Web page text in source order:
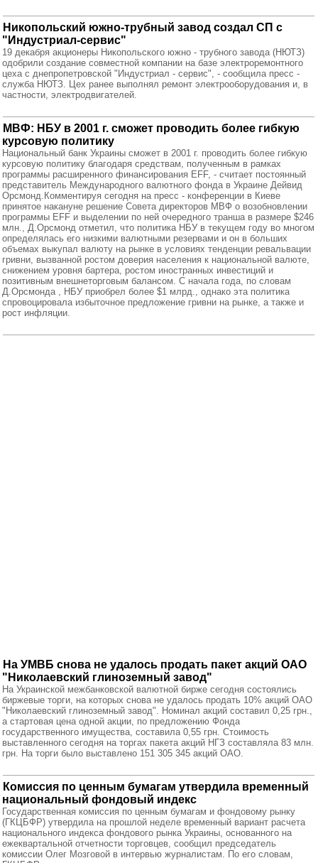
Никопольский южно-трубный завод создал СП с
"Индустриал-сервис"
19 декабря акционеры Никопольского южно - трубного завода (НЮТЗ)
одобрили создание совместной компании на базе электроремонтного
цеха с днепропетровской "Индустриал - сервис", - сообщила пресс -
служба НЮТЗ. Цех ранее выполнял ремонт электрооборудования и, в
частности, электродвигателей.
МВФ: НБУ в 2001 г. сможет проводить более гибкую
курсовую политику
Национальный банк Украины сможет в 2001 г. проводить более гибкую
курсовую политику благодаря средствам, полученным в рамках
программы расширенного финансирования EFF, - считает постоянный
представитель Международного валютного фонда в Украине Дейвид
Орсмонд.Комментируя сегодня на пресс - конференции в Киеве
принятое накануне решение Совета директоров МВФ о возобновлении
программы EFF и выделении по ней очередного транша в размере $246
млн., Д.Орсмонд отметил, что политика НБУ в текущем году во многом
определялась его низкими валютными резервами и он в больших
объемах выкупал валюту на рынке в условиях тенденции ревальвации
гривни, вызванной ростом доверия населения к национальной валюте,
снижением уровня бартера, ростом иностранных инвестиций и
позитивным внешнеторговым балансом. С начала года, по словам
Д.Орсмонда , НБУ приобрел более $1 млрд., однако эта политика
спровоцировала избыточное предложение гривни на рынке, а также и
рост инфляции.
На УМВБ снова не удалось продать пакет акций ОАО
"Николаевский глиноземный завод"
На Украинской межбанковской валютной бирже сегодня состоялись
биржевые торги, на которых снова не удалось продать 10% акций ОАО
"Николаевский глиноземный завод". Номинал акций составил 0,25 грн.,
а стартовая цена одной акции, по предложению Фонда
государственного имущества, составила 0,55 грн. Стоимость
выставленного сегодня на торгах пакета акций НГЗ составляла 83 млн.
грн. На торги было выставлено 151 305 345 акций ОАО.
Комиссия по ценным бумагам утвердила временный
национальный фондовый индекс
Государственная комиссия по ценным бумагам и фондовому рынку
(ГКЦБФР) утвердила на прошлой неделе временный вариант расчета
национального индекса фондового рынка Украины, основанного на
ежеквартальной отчетности торговцев, сообщил председатель
комиссии Олег Мозговой в интервью журналистам. По его словам,